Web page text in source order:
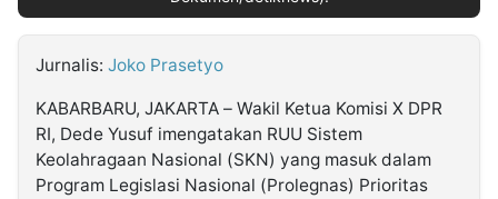
Jurnalis: Joko Prasetyo
KABARBARU, JAKARTA – Wakil Ketua Komisi X DPR
RI, Dede Yusuf imengatakan RUU Sistem
Keolahragaan Nasional (SKN) yang masuk dalam
Program Legislasi Nasional (Prolegnas) Prioritas